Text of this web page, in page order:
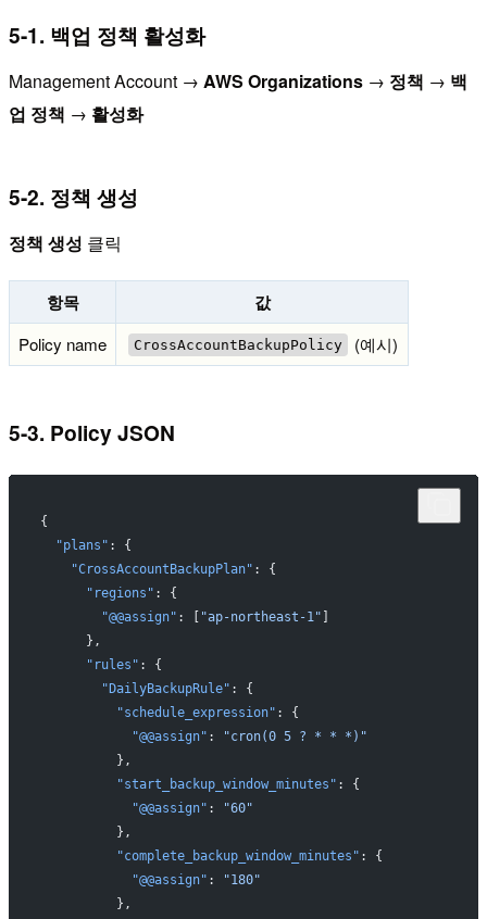
5-1. 백업 정책 활성화
Management Account → AWS Organizations → 정책 → 백
업 정책 → 활성화
5-2. 정책 생성
정책 생성 클릭
항목 값
Policy name CrossAccountBackupPolicy (예시)
5-3. Policy JSON
{
  "plans"
: {
    "CrossAccountBackupPlan"
: {
      "regions"
: {
        "@@assign"
: [ "ap-northeast-1"
      },
      "rules"
: {
        "DailyBackupRule"
: {
          "schedule_expression"
: {
            "@@assign"
:
"cron(0 5 ? * * *)"
          },
          "start_backup_window_minutes"
: {
            "@@assign"
:
"60"
          },
          "complete_backup_window_minutes"
: {
            "@@assign"
:
"180"
          },